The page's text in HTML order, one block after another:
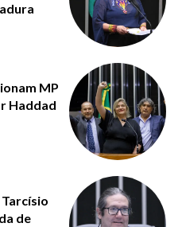
MP
Haddad
de